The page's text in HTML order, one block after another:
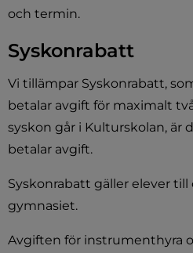
och termin.
Syskonrabatt
Vi tillämpar Syskonrabatt,
betalar avgift för maximalt
syskon går i Kulturskolan, är
betalar avgift.
Syskonrabatt gäller elever
gymnasiet.
Avgiften för instrumenthyra